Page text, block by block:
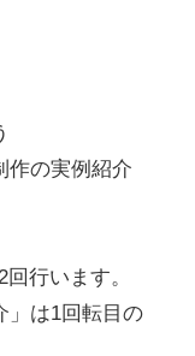
作の実例紹介
行います。
」は1回転目の